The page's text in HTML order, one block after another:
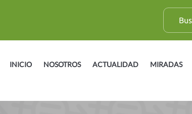
B
u
c
INICIO NOSOTROS ACTUALIDAD MIRADAS